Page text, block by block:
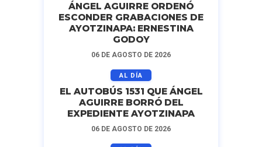
ÁNGEL AGUIRRE ORDENÓ
ESCONDER GRABACIONES DE
AYOTZINAPA: ERNESTINA
GODOY
06 DE AGOSTO DE 2026
AL DÍA
EL AUTOBÚS 1531 QUE ÁNGEL
AGUIRRE BORRÓ DEL
EXPEDIENTE AYOTZINAPA
06 DE AGOSTO DE 2026